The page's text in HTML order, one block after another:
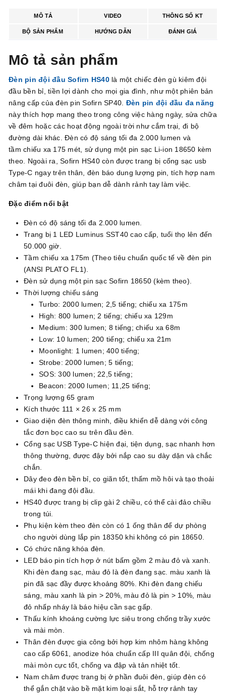
MÔ TẢ VIDEO THÔNG SỐ KT
BỘ SẢN PHẨM HƯỚNG DẪN ĐÁNH GIÁ
Mô tả sản phẩm
Đèn pin đội đầu Sofirn HS40là một chiếc đèn gù kiêm đội
đầu bền bỉ, tiền lợi dành cho mọi gia đình, như một phiên bản
nâng cấp của đèn pin Sofirn SP40. Đèn pin đội đầu đa năng
này thích hợp mang theo trong công việc hàng ngày, sửa chữa
về đêm hoặc các hoạt động ngoài trời như cắm trại, đi bộ
đường dài khác. Đèn có độ sáng tối đa 2.000 lumen và
tầm chiếu xa 175 mét, sử dụng một pin sạc Li-ion 18650 kèm
theo. Ngoài ra, Sofirn HS40 còn được trang bị cổng sạc usb
Type-C ngay trên thân, đèn báo dung lượng pin, tích hợp nam
châm tại đuôi đèn, giúp bạn dễ dành rảnh tay làm việc.
Đặc điểm nổi bật
Đèn có độ sáng tối đa 2.000 lumen.
Trang bị 1 LED Luminus SST40 cao cấp, tuổi thọ lên đến
50.000 giờ.
Tầm chiếu xa 175m (Theo tiêu chuẩn quốc tế về đèn pin
(ANSI PLATO FL1).
Đèn sử dụng một pin sạc Sofirn 18650 (kèm theo).
Thời lượng chiếu sáng
Turbo: 2000 lumen; 2,5 tiếng; chiếu xa 175m
High: 800 lumen; 2 tiếng; chiếu xa 129m
Medium: 300 lumen; 8 tiếng; chiếu xa 68m
Low: 10 lumen; 200 tiếng; chiếu xa 21m
Moonlight: 1 lumen; 400 tiếng;
Strobe: 2000 lumen; 5 tiếng;
SOS: 300 lumen; 22,5 tiếng;
Beacon: 2000 lumen; 11,25 tiếng;
Trọng lượng 65 gram
Kích thước 111 × 26 x 25 mm
Giao diện đèn thông minh, điều khiển dễ dàng với công
tắc đơn bọc cao su trên đầu đèn.
Cổng sạc USB Type-C hiện đại, tiện dụng, sạc nhanh hơn
thông thường, được đậy bởi nắp cao su dày dặn và chắc
chắn.
Dây đeo đèn bền bỉ, co giãn tốt, thấm mồ hôi và tạo thoải
mái khi đang đội đầu.
HS40 được trang bị clip gài 2 chiều, có thể cài đảo chiều
trong túi.
Phụ kiện kèm theo đèn còn có 1 ống thân để dự phòng
cho người dùng lắp pin 18350 khi không có pin 18650.
Có chức năng khóa đèn.
LED báo pin tích hợp ở nút bấm gồm 2 màu đỏ và xanh.
Khi đèn đang sạc, màu đỏ là đèn đang sạc. màu xanh là
pin đã sạc đầy được khoảng 80%. Khi đèn đang chiếu
sáng, màu xanh là pin > 20%, màu đỏ là pin > 10%, màu
đỏ nhấp nháy là báo hiệu cần sạc gấp.
Thấu kính khoáng cường lực siêu trong chống trầy xước
và mài mòn.
Thân đèn được gia công bởi hợp kim nhôm hàng không
cao cấp 6061, anodize hóa chuẩn cấp III quân đội, chống
mài mòn cực tốt, chống va đập và tản nhiệt tốt.
Nam châm được trang bị ở phần đuôi đèn, giúp đèn có
thể gắn chặt vào bề mặt kim loại sắt, hỗ trợ rảnh tay